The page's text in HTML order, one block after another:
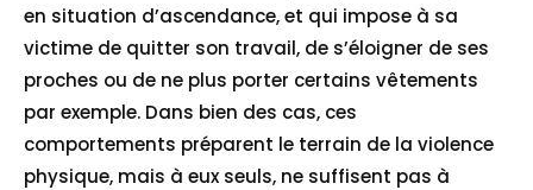
en situation d’ascendance, et qui impose à sa
victime de quitter son travail, de s’éloigner de ses
proches ou de ne plus porter certains vêtements
par exemple. Dans bien des cas, ces
comportements préparent le terrain de la violence
physique, mais à eux seuls, ne suffisent pas à